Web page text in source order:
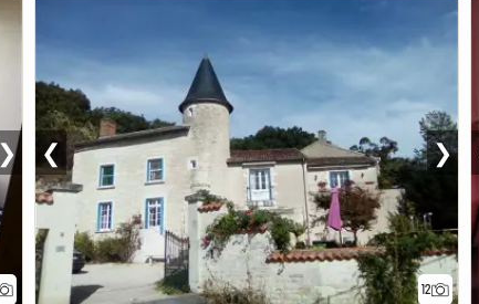
❯
12
❮ ❯